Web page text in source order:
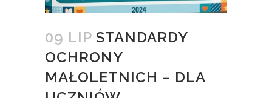
09 LIP STANDARDY
OCHRONY
MAŁOLETNICH – DLA